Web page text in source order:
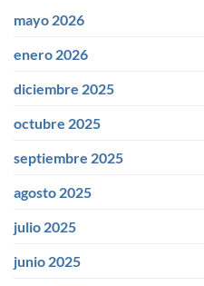
mayo 2026
enero 2026
diciembre 2025
octubre 2025
septiembre 2025
agosto 2025
julio 2025
junio 2025